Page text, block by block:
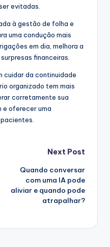
evitadas.
à gestão de folha e
uma condução mais
em dia, melhora a
financeiras.
cuidar da continuidade
organizado tem mais
corretamente sua
e oferecer uma
Next Post
Quando conversar
com uma IA pode
aliviar e quando pode
atrapalhar?